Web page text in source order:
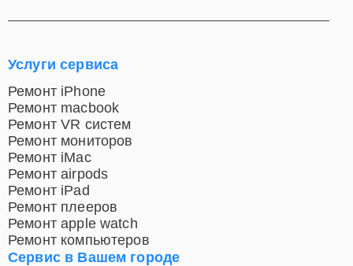
Сервис в Вашем городе
Услуги сервиса
Ремонт iPhone
Ремонт macbook
Ремонт VR систем
Ремонт мониторов
Ремонт iMac
Ремонт airpods
Ремонт iPad
Ремонт плееров
Ремонт apple watch
Ремонт компьютеров